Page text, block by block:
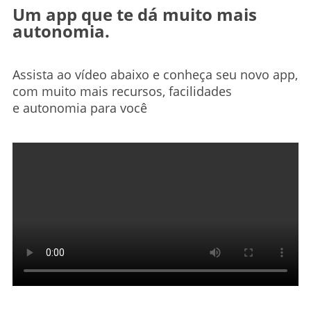
Um app que te dá muito mais
autonomia.
Assista ao vídeo abaixo e conheça seu novo app,
com muito mais recursos, facilidades
e autonomia para você